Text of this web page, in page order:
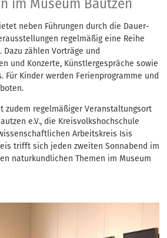
im Museum Bautzen
neben Führungen durch die Dauer-
regelmäßig eine Reihe
zählen Vorträge und
und Konzerte, Künstlergespräche sowie
Für Kinder werden Ferienprogramme und
zudem regelmäßiger Veranstaltungsort
e.V., die Kreisvolkshochschule
Arbeitskreis Isis
trifft sich jeden zweiten Sonnabend im
naturkundlichen Themen im Museum